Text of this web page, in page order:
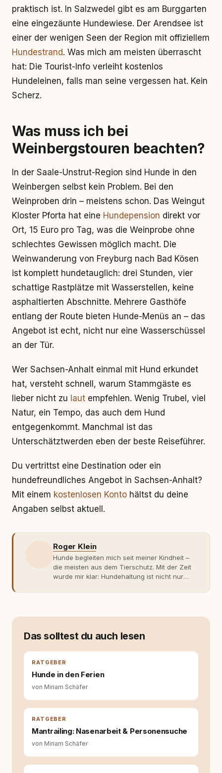
praktisch ist. In Salzwedel gibt es am Burggarten
eine eingezäunte Hundewiese. Der Arendsee ist
einer der wenigen Seen der Region mit offiziellem
Hundestrand. Was mich am meisten überrascht
hat: Die Tourist-Info verleiht kostenlos
Hundeleinen, falls man seine vergessen hat. Kein
Scherz.
Was muss ich bei
Weinbergstouren beachten?
In der Saale-Unstrut-Region sind Hunde in den
Weinbergen selbst kein Problem. Bei den
Weinproben drin – meistens schon. Das Weingut
Kloster Pforta hat eine Hundepension direkt vor
Ort, 15 Euro pro Tag, was die Weinprobe ohne
schlechtes Gewissen möglich macht. Die
Weinwanderung von Freyburg nach Bad Kösen
ist komplett hundetauglich: drei Stunden, vier
schattige Rastplätze mit Wasserstellen, keine
asphaltierten Abschnitte. Mehrere Gasthöfe
entlang der Route bieten Hunde-Menüs an – das
Angebot ist echt, nicht nur eine Wasserschüssel
an der Tür.
Wer Sachsen-Anhalt einmal mit Hund erkundet
hat, versteht schnell, warum Stammgäste es
lieber nicht zu laut empfehlen. Wenig Trubel, viel
Natur, ein Tempo, das auch dem Hund
entgegenkommt. Manchmal ist das
Unterschätztwerden eben der beste Reiseführer.
Du vertrittst eine Destination oder ein
hundefreundliches Angebot in Sachsen-Anhalt?
Mit einem kostenlosen Konto hältst du deine
Angaben selbst aktuell.
Roger Klein
Hunde begleiten mich seit meiner Kindheit –
die meisten aus dem Tierschutz. Mit der Zeit
wurde mir klar: Hundehaltung ist nicht nur
Fachwissen. Der Wendepunkt kam mit meinem
moderner Hundeerziehung
entsteht echte Bindung dort, wo Verständnis
Wissen ersetzt – nicht umgekehrt. Aus dieser
Entwicklung entstand rundum.dog – ein
Hundehalter:innen in Deutschland, Österreich
und der Schweiz. Meine Überzeugung:
Tierschutz beginnt mit Wissen. Wer seinen
Hund versteht, trifft bessere Entscheidungen –
für ein Zusammenleben, das beiden guttut.
Das solltest du auch lesen
RATGEBER
Hunde in den Ferien
von Miriam Schäfer
RATGEBER
Mantrailing: Nasenarbeit & Personensuche
von Miriam Schäfer